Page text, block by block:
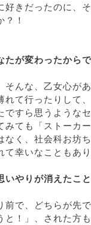
好きだったのに、
？！
が変わったからで
そんな、乙女心が
れて行ったりして
ですら思うような
みても「ストーカ
なく、社会科お坊
て幸いなこともあり
いやりが消えたこと
前で、どちらが先
と！」、された方